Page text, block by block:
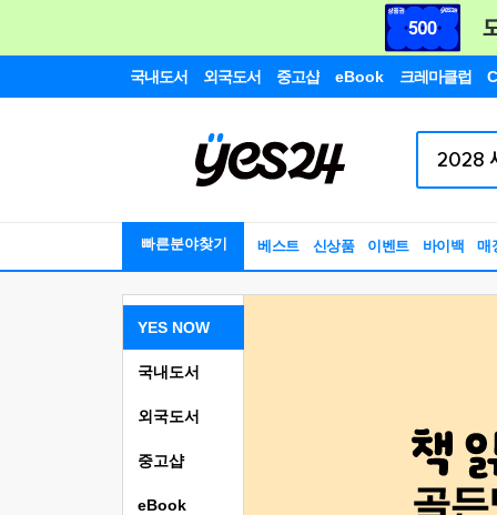
국내도서 외국도서 중고샵 eBook 크레마클럽
빠른분야찾기 베스트 신상품 이벤트 바이백 매
YES NOW
국내도서
외국도서
중고샵
eBook